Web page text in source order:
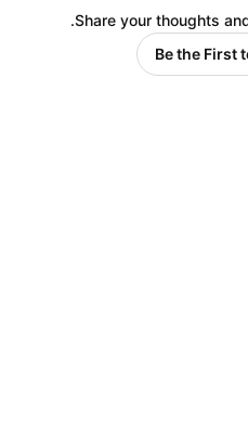
Share your thoughts
Be the